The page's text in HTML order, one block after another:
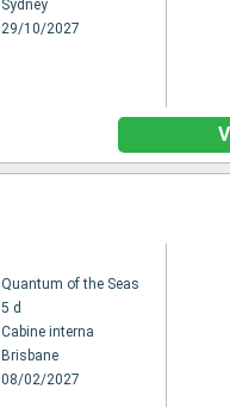
Sydney
29/10/2027
Quantum of the Seas
5 d
Cabine interna
Brisbane
08/02/2027